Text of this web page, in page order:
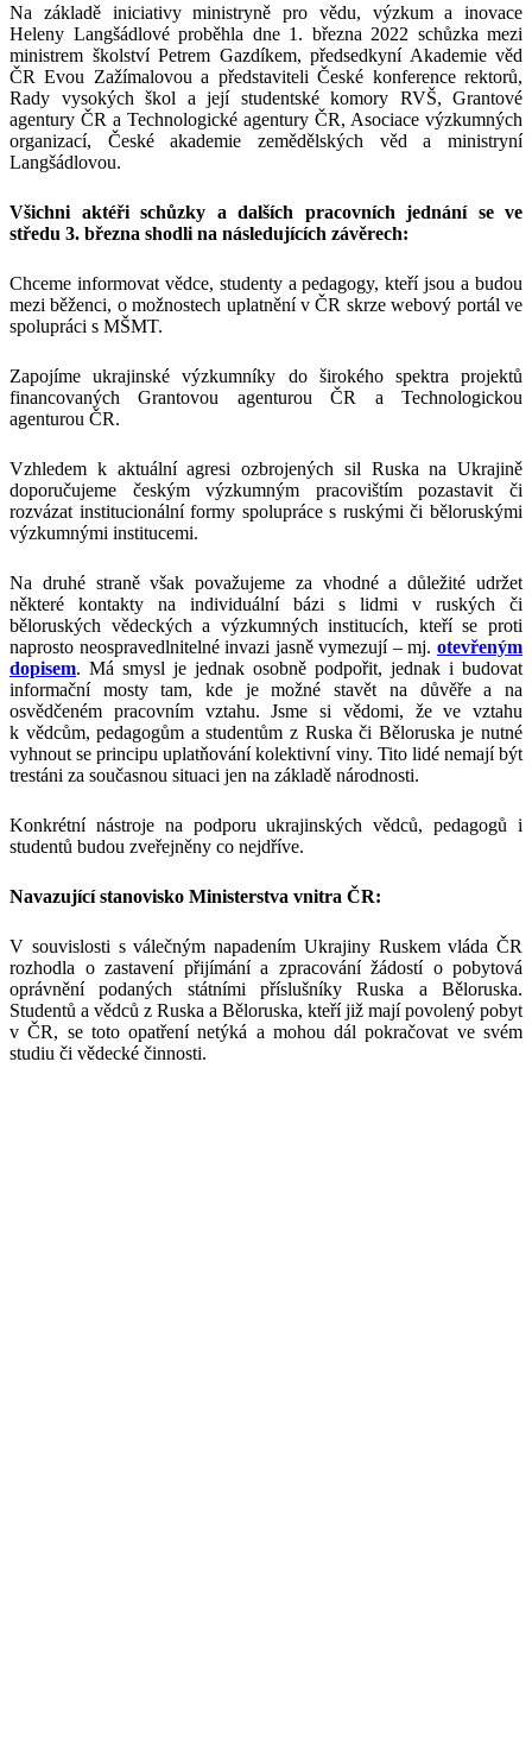
Na základě iniciativy ministryně pro vědu, výzkum a inovace
Heleny Langšádlové proběhla dne 1. března 2022 schůzka mezi
ministrem školství Petrem Gazdíkem, předsedkyní Akademie věd
ČR Evou Zažímalovou a představiteli České konference rektorů,
Rady vysokých škol a její studentské komory RVŠ, Grantové
agentury ČR a Technologické agentury ČR, Asociace výzkumných
organizací, České akademie zemědělských věd a ministryní
Langšádlovou.
Všichni aktéři schůzky a dalších pracovních jednání se ve
středu 3. března shodli na následujících závěrech:
Chceme informovat vědce, studenty a pedagogy, kteří jsou a budou
mezi běženci, o možnostech uplatnění v ČR skrze webový portál ve
spolupráci s MŠMT.
Zapojíme ukrajinské výzkumníky do širokého spektra projektů
financovaných Grantovou agenturou ČR a Technologickou
agenturou ČR.
Vzhledem k aktuální agresi ozbrojených sil Ruska na Ukrajině
doporučujeme českým výzkumným pracovištím pozastavit či
rozvázat institucionální formy spolupráce s ruskými či běloruskými
výzkumnými institucemi.
Na druhé straně však považujeme za vhodné a důležité udržet
některé kontakty na individuální bázi s lidmi v ruských či
běloruských vědeckých a výzkumných institucích, kteří se proti
naprosto neospravedlnitelné invazi jasně vymezují – mj. otevřeným
dopisem. Má smysl je jednak osobně podpořit, jednak i budovat
informační mosty tam, kde je možné stavět na důvěře a na
osvědčeném pracovním vztahu. Jsme si vědomi, že ve vztahu
k vědcům, pedagogům a studentům z Ruska či Běloruska je nutné
vyhnout se principu uplatňování kolektivní viny. Tito lidé nemají být
trestáni za současnou situaci jen na základě národnosti.
Konkrétní nástroje na podporu ukrajinských vědců, pedagogů i
studentů budou zveřejněny co nejdříve.
Navazující stanovisko Ministerstva vnitra ČR:
V souvislosti s válečným napadením Ukrajiny Ruskem vláda ČR
rozhodla o zastavení přijímání a zpracování žádostí o pobytová
oprávnění podaných státními příslušníky Ruska a Běloruska.
Studentů a vědců z Ruska a Běloruska, kteří již mají povolený pobyt
v ČR, se toto opatření netýká a mohou dál pokračovat ve svém
studiu či vědecké činnosti.